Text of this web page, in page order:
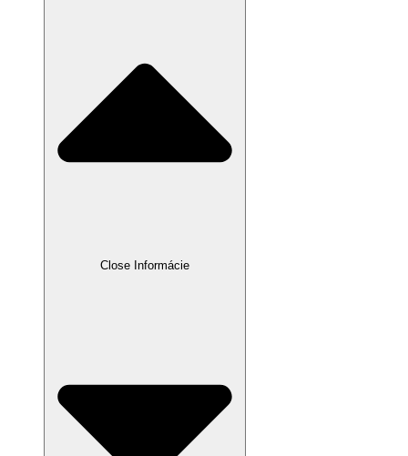
Close Informácie